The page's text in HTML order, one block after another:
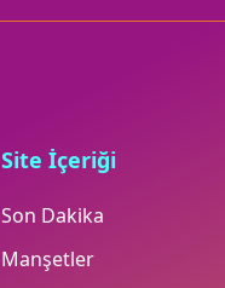
Site İçeriği
Son Dakika
Manşetler